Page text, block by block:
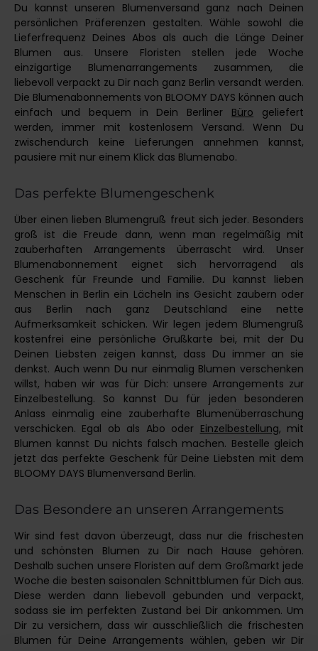
Du kannst unseren Blumenversand ganz nach Deinen
persönlichen Präferenzen gestalten. Wähle sowohl die
Lieferfrequenz Deines Abos als auch die Länge Deiner
Blumen aus. Unsere Floristen stellen jede Woche
einzigartige Blumenarrangements zusammen, die
liebevoll verpackt zu Dir nach ganz Berlin versandt werden.
Die Blumenabonnements von BLOOMY DAYS können auch
einfach und bequem in Dein Berliner Büro geliefert
werden, immer mit kostenlosem Versand. Wenn Du
zwischendurch keine Lieferungen annehmen kannst,
pausiere mit nur einem Klick das Blumenabo.
Das perfekte Blumengeschenk
Über einen lieben Blumengruß freut sich jeder. Besonders
groß ist die Freude dann, wenn man regelmäßig mit
zauberhaften Arrangements überrascht wird. Unser
Blumenabonnement eignet sich hervorragend als
Geschenk für Freunde und Familie. Du kannst lieben
Menschen in Berlin ein Lächeln ins Gesicht zaubern oder
aus Berlin nach ganz Deutschland eine nette
Aufmerksamkeit schicken. Wir legen jedem Blumengruß
kostenfrei eine persönliche Grußkarte bei, mit der Du
Deinen Liebsten zeigen kannst, dass Du immer an sie
denkst. Auch wenn Du nur einmalig Blumen verschenken
willst, haben wir was für Dich: unsere Arrangements zur
Einzelbestellung. So kannst Du für jeden besonderen
Anlass einmalig eine zauberhafte Blumenüberraschung
verschicken. Egal ob als Abo oder Einzelbestellung, mit
Blumen kannst Du nichts falsch machen. Bestelle gleich
jetzt das perfekte Geschenk für Deine Liebsten mit dem
BLOOMY DAYS Blumenversand Berlin.
Das Besondere an unseren Arrangements
Wir sind fest davon überzeugt, dass nur die frischesten
und schönsten Blumen zu Dir nach Hause gehören.
Deshalb suchen unsere Floristen auf dem Großmarkt jede
Woche die besten saisonalen Schnittblumen für Dich aus.
Diese werden dann liebevoll gebunden und verpackt,
sodass sie im perfekten Zustand bei Dir ankommen. Um
Dir zu versichern, dass wir ausschließlich die frischesten
Blumen für Deine Arrangements wählen, geben wir Dir